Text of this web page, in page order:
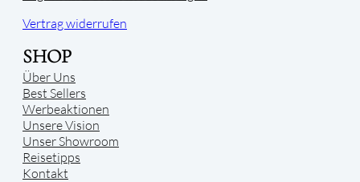
Vertrag widerrufen
SHOP
Über Uns
Best Sellers
Werbeaktionen
Unsere Vision
Unser Showroom
Reisetipps
Kontakt